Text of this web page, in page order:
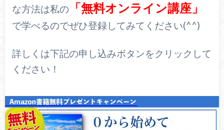
な方法は私の
「無料オンライン講座」
で学べるのでぜひ登録してみてください(^^)
詳しくは下記の申し込みボタンをクリックして
ください！